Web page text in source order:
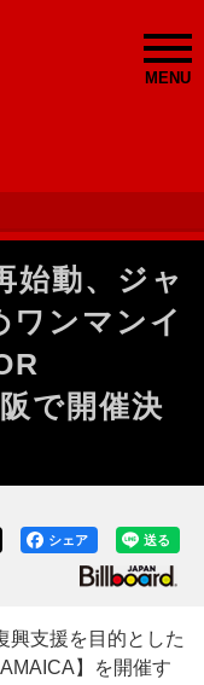
MENU
始動、ジャ
ワンマンイ
で開催決
送る
シェア
支援を目的とした
】を開催す